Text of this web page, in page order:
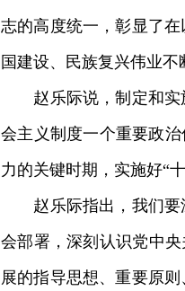
志的高度统一，彰显了
国建设、民族复兴伟业不
赵乐际说，制定和实
会主义制度一个重要政
力的关键时期，实施好“
赵乐际指出，我们要
会部署，深刻认识党中
展的指导思想、重要原